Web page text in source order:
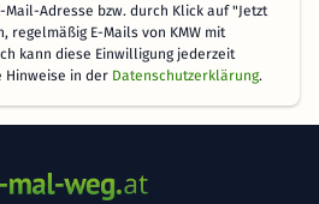
Mail-Adresse bzw. durch Klick auf "Jetzt
regelmäßig E-Mails von KMW mit
kann diese Einwilligung jederzeit
Hinweise in der Datenschutzerklärung.